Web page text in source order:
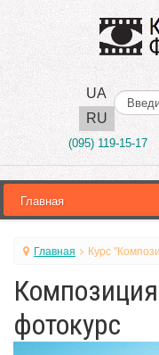
UA
RU
(095) 119-15-17
Главная Курс
фотокурс